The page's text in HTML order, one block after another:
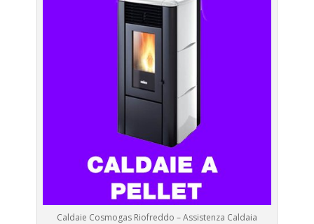
Caldaie Cosmogas Riofreddo – Assistenza Caldaia